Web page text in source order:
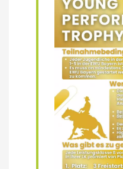
TURNIERFACHLEUTE
TURNIERTERMINE
KIDS CLUB
JUGEND TERMINE
BREITENSPORT